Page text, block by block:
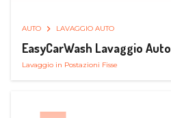
AUTO LAVAGGIO AUTO
EasyCarWash Lavaggio Auto
Lavaggio in Postazioni Fisse